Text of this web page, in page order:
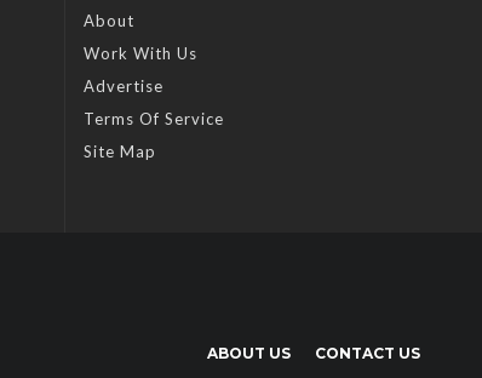
About
Work With Us
Advertise
Terms Of Service
Site Map
ABOUT US CONTACT US